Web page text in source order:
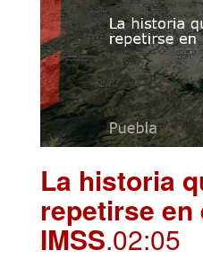
La historia
repetirse en
IMSS.02:05